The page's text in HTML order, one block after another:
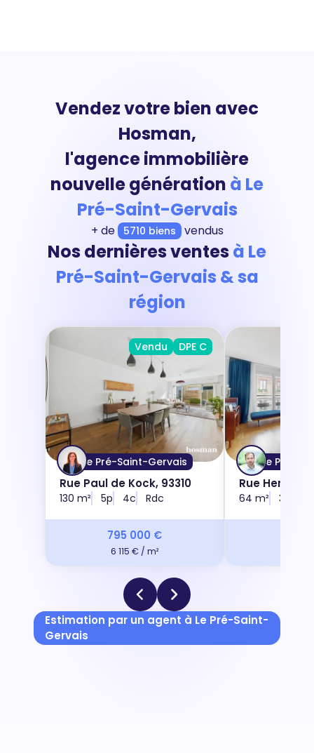
Vendez votre bien avec
Hosman,
l'agence immobilière
nouvelle génération à Le
Pré-Saint-Gervais
+ de 5710 biens vendus
Nos dernières ventes à Le
Pré-Saint-Gervais & sa
région
Le Pré-Saint-Gervais
Vendu DPE C
Rue Paul de Kock, 93310
130 m² 5p 4c Rdc
795 000 €
6 115 € / m²
Le Pré-
Rue Henri
64 m² 3p
Estimation par un agent à Le Pré-Saint-
Gervais